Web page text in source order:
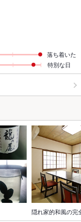
落ち着いた
特別な日
隠れ家的和風の完